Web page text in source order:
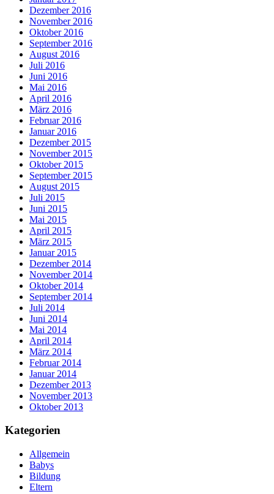
Dezember 2016
November 2016
Oktober 2016
September 2016
August 2016
Juli 2016
Juni 2016
Mai 2016
April 2016
März 2016
Februar 2016
Januar 2016
Dezember 2015
November 2015
Oktober 2015
September 2015
August 2015
Juli 2015
Juni 2015
Mai 2015
April 2015
März 2015
Januar 2015
Dezember 2014
November 2014
Oktober 2014
September 2014
Juli 2014
Juni 2014
Mai 2014
April 2014
März 2014
Februar 2014
Januar 2014
Dezember 2013
November 2013
Oktober 2013
Kategorien
Allgemein
Babys
Bildung
Eltern